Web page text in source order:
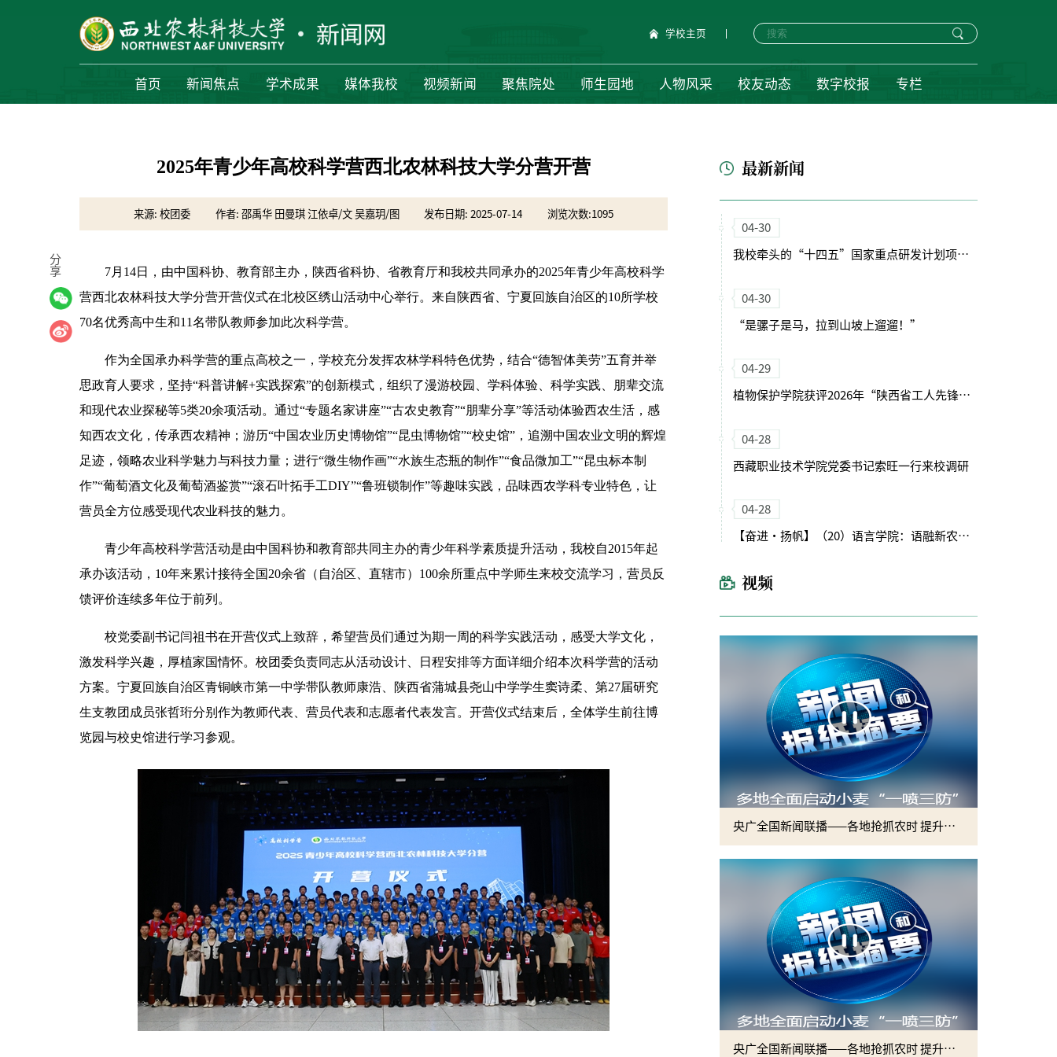
学校主页
首页 新闻焦点 学术成果 媒体我校 视频新闻 聚焦院处 师生园地 人物风采 校友动态 数字校报 专栏
2025年青少年高校科学营西北农林科技大学分营开营
来源: 校团委 作者: 邵禹华 田曼琪 江依卓/文 吴嘉玥/图 发布日期: 2025-07-14 浏览次数:1095
7月14日，由中国科协、教育部主办，陕西省科协、省教育厅和我校共同承办的2025年青少年高校科学
营西北农林科技大学分营开营仪式在北校区绣山活动中心举行。来自陕西省、宁夏回族自治区的10所学校
70名优秀高中生和11名带队教师参加此次科学营。
作为全国承办科学营的重点高校之一，学校充分发挥农林学科特色优势，结合“德智体美劳”五育并举
思政育人要求，坚持“科普讲解+实践探索”的创新模式，组织了漫游校园、学科体验、科学实践、朋辈交流
和现代农业探秘等5类20余项活动。通过“专题名家讲座”“古农史教育”“朋辈分享”等活动体验西农生活，感
知西农文化，传承西农精神；游历“中国农业历史博物馆”“昆虫博物馆”“校史馆”，追溯中国农业文明的辉煌
足迹，领略农业科学魅力与科技力量；进行“微生物作画”“水族生态瓶的制作”“食品微加工”“昆虫标本制
作”“葡萄酒文化及葡萄酒鉴赏”“滚石叶拓手工DIY”“鲁班锁制作”等趣味实践，品味西农学科专业特色，让
营员全方位感受现代农业科技的魅力。
青少年高校科学营活动是由中国科协和教育部共同主办的青少年科学素质提升活动，我校自2015年起
承办该活动，10年来累计接待全国20余省（自治区、直辖市）100余所重点中学师生来校交流学习，营员反
馈评价连续多年位于前列。
校党委副书记闫祖书在开营仪式上致辞，希望营员们通过为期一周的科学实践活动，感受大学文化，
激发科学兴趣，厚植家国情怀。校团委负责同志从活动设计、日程安排等方面详细介绍本次科学营的活动
方案。 宁夏回族自治区青铜峡市第一中学带队教师康浩、 陕西省蒲城县尧山中学学生窦诗柔、第27届研究
生支教团成员张哲珩分别作为教师代表、营员代表和志愿者代表发言。开营仪式结束后，全体学生前往博
览园与校史馆进行学习参观。
分
享
最新新闻
04-30
我校牵头的“十四五”国家重点研发计划项目启动会暨实施方案论证会顺利召开
04-30
“是骡子是马，拉到山坡上遛遛！”
04-29
植物保护学院获评2026年“陕西省工人先锋号”
04-28
西藏职业技术学院党委书记索旺一行来校调研
04-28
【奋进・扬帆】（20）语言学院：语融新农启征程 文润育人谱新篇
视频
央广全国新闻联播——各地抢抓农时 提升春管效率 夯实夏粮增收基础 (2)
央广全国新闻联播——各地抢抓农时 提升春管效率 夯实夏粮增收基础 (1)